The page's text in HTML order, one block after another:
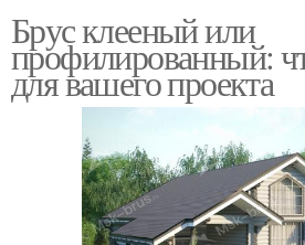
Брус клееный или
профилированный:
для вашего проекта